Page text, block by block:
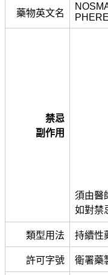
藥物英文名
禁忌
副作用
須由醫
如對禁
類型用法 持續性
許可字號 衛署藥